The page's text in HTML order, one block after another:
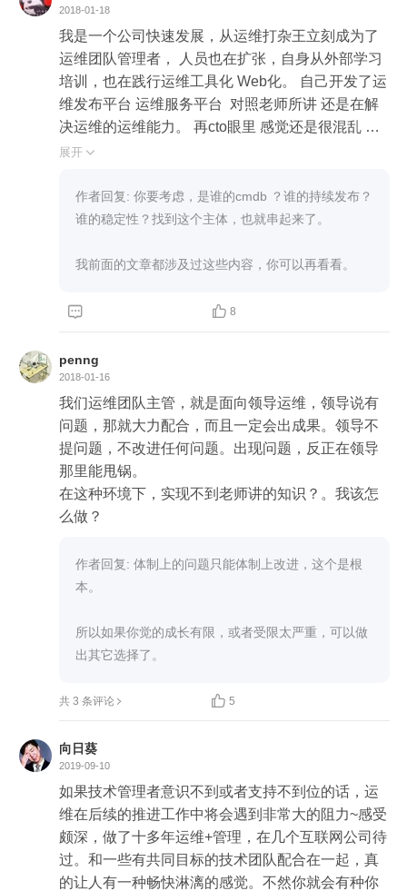
2018-01-18
我是一个公司快速发展，从运维打杂王立刻成为了
运维团队管理者， 人员也在扩张，自身从外部学习
培训，也在践行运维工具化 Web化。 自己开发了运
维发布平台 运维服务平台  对照老师所讲 还是在解
决运维的运维能力。 再cto眼里 感觉还是很混乱 工
具零散 没有形成体系 没有形成项目。我大概也能理
。  但在全局 我好像只是知道 要cmdb 要持续发布
要稳定性 似乎还是一层表面 真正落地实施计划 有
展开 
作者回复: 你要考虑，是谁的cmdb ？谁的持续发布？
谁的稳定性？找到这个主体，也就串起来了。
我前面的文章都涉及过这些内容，你可以再看看。
  8
penng
2018-01-16
我们运维团队主管，就是面向领导运维，领导说有
问题，那就大力配合，而且一定会出成果。领导不
提问题，不改进任何问题。出现问题，反正在领导
那里能甩锅。
在这种环境下，实现不到老师讲的知识？。我该怎
么做？
作者回复: 体制上的问题只能体制上改进，这个是根
本。
所以如果你觉的成长有限，或者受限太严重，可以做
出其它选择了。
共 3 条评论  5
向日葵
2019-09-10
如果技术管理者意识不到或者支持不到位的话，运
维在后续的推进工作中将会遇到非常大的阻力~感受
颇深，做了十多年运维+管理，在几个互联网公司待
过。和一些有共同目标的技术团队配合在一起，真
的让人有一种畅快淋漓的感觉。不然你就会有种你